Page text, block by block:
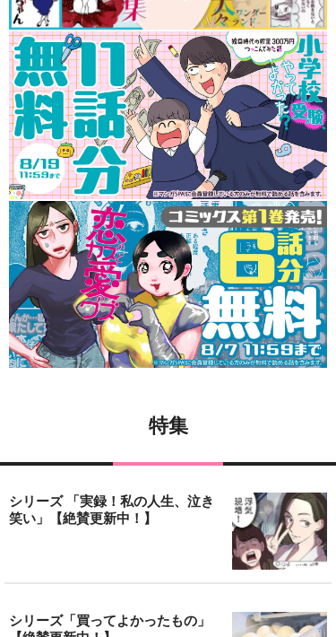
特集
シリーズ 「実録！私の人生、泣き
笑い」【絶賛更新中！】
シリーズ「買ってよかったもの」